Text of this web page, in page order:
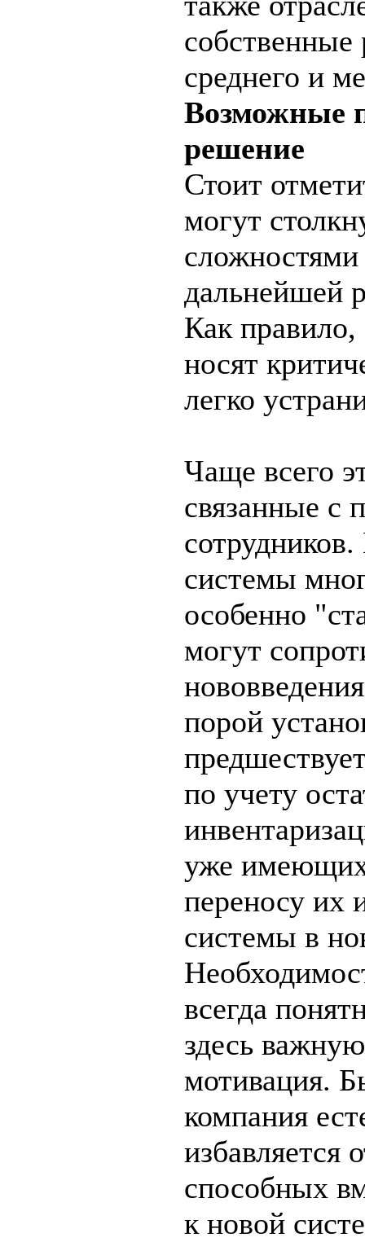
собственные
среднего и
Возможные
решение
Стоит
могут
дальнейшей
Как
носят
легко
Чаще всего
связанные с
системы
особенно
могут
порой
по учету
уже
переносу их
системы в
всегда
здесь
мотивация.
компания
избавляется
способных
к новой